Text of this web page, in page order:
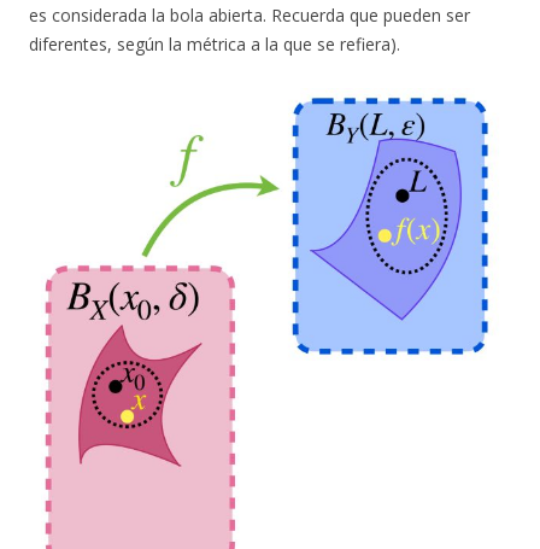
es considerada la bola abierta. Recuerda que pueden ser
diferentes, según la métrica a la que se refiera).